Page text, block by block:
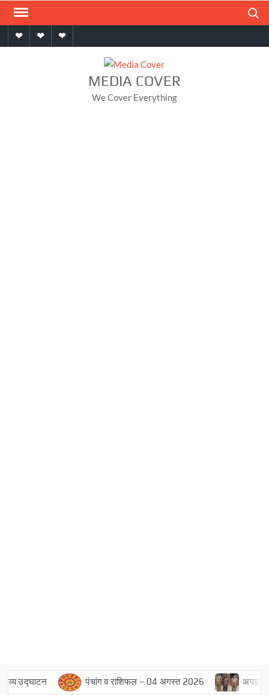
Skip
contentHomeAboutContact
MEDIA COVER
We Cover Everything
पंचांग व राशिफल – 04 अगस्त 2026 अपहृता के घर से